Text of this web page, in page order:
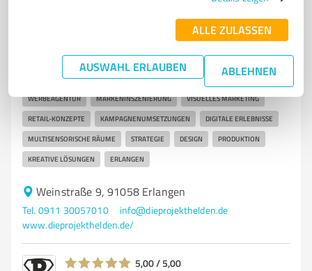
ALLE ZULASSEN
AUSWAHL ERLAUBEN ABLEHNEN
DIE PROJEKTHELDEN GmbH
Kreative Werbeagentur für Markeninszenierung und
visuelles Marketing in Erlangen
WERBEAGENTUR MARKENINSZENIERUNG VISUELLES MARKETING
RETAIL-KONZEPTE KAMPAGNENUMSETZUNGEN DIGITALE ERLEBNISSE
MULTISENSORISCHE RÄUME STRATEGIE DESIGN PRODUKTION
KREATIVE LÖSUNGEN ERLANGEN
Weinstraße 9, 91058 Erlangen
Tel. 0911 30057010
info@dieprojekthelden.de
www.dieprojekthelden.de/
5,00 / 5,00